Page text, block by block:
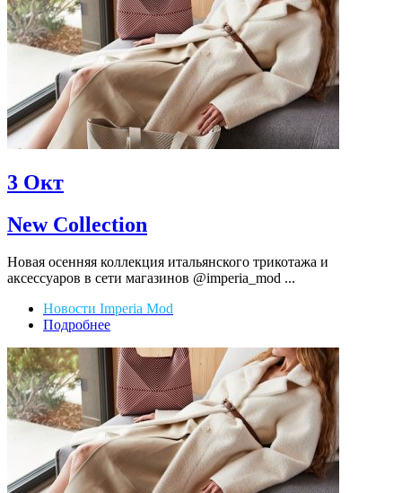
3 Окт
New Collection
Новая осенняя коллекция итальянского трикотажа и
аксессуаров в сети магазинов @imperia_mod ...
Новости Imperia Mod
Подробнее